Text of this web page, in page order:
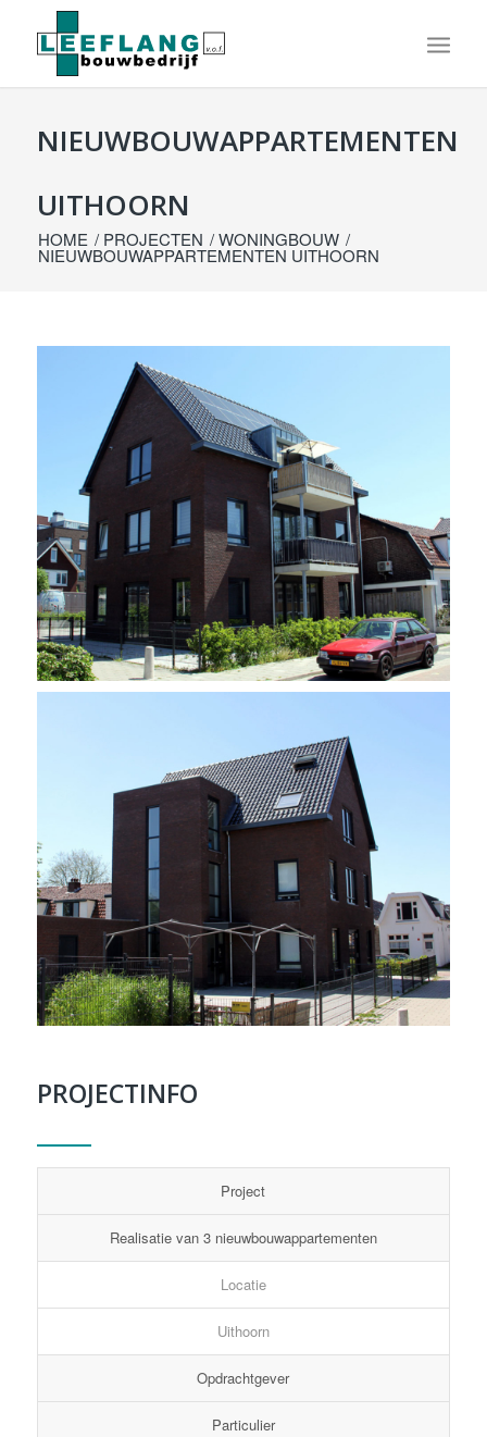
NIEUWBOUWAPPARTEMENTEN
UITHOORN
HOME / PROJECTEN / WONINGBOUW /
NIEUWBOUWAPPARTEMENTEN UITHOORN
PROJECTINFO
Project
Realisatie van 3 nieuwbouwappartementen
Locatie
Uithoorn
Opdrachtgever
Particulier